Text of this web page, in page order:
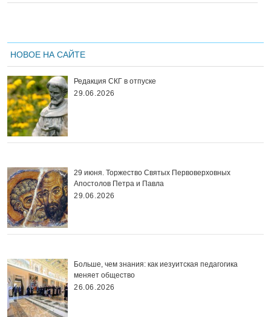
НОВОЕ НА САЙТЕ
Редакция СКГ в отпуске
29.06.2026
29 июня. Торжество Святых Первоверховных
Апостолов Петра и Павла
29.06.2026
Больше, чем знания: как иезуитская педагогика
меняет общество
26.06.2026